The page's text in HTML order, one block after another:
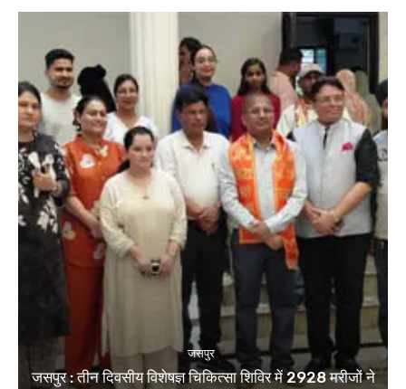
जसपुर
जसपुर : तीन दिवसीय विशेषज्ञ चिकित्सा शिविर में 2928 मरीजों ने